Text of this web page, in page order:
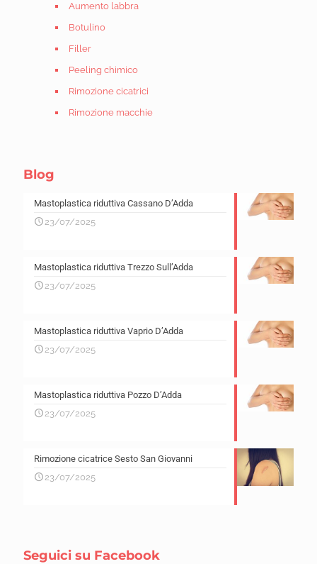
Aumento labbra
Botulino
Filler
Peeling chimico
Rimozione cicatrici
Rimozione macchie
Blog
Mastoplastica riduttiva Cassano D’Adda
23/07/2025
Mastoplastica riduttiva Trezzo Sull’Adda
23/07/2025
Mastoplastica riduttiva Vaprio D’Adda
23/07/2025
Mastoplastica riduttiva Pozzo D’Adda
23/07/2025
Rimozione cicatrice Sesto San Giovanni
23/07/2025
Seguici su Facebook